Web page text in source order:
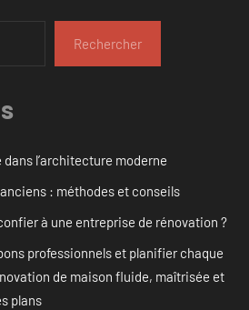
Rechercher
l’architecture moderne
: méthodes et conseils
à une entreprise de rénovation ?
professionnels et planifier chaque
de maison fluide, maîtrisée et
plans